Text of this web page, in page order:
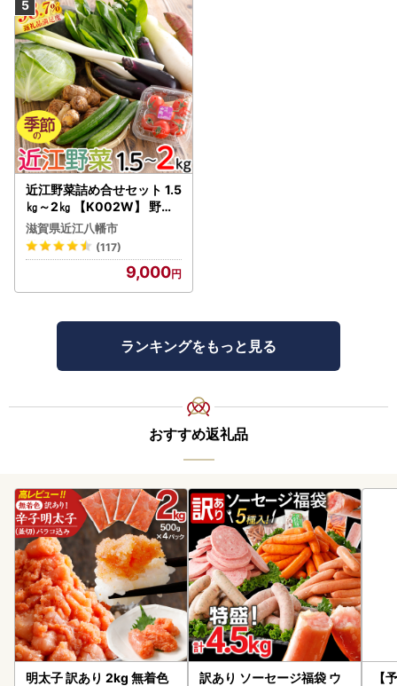
近江野菜詰め合せセット 1.5
㎏～2㎏ 【K002W】 野菜
旬 新鮮
滋賀県近江八幡市
(117)
9,000
ランキングをもっと見る
おすすめ返礼品
明太子 訳あり 2kg 無着色
訳あり ソーセージ福袋 ウ
【